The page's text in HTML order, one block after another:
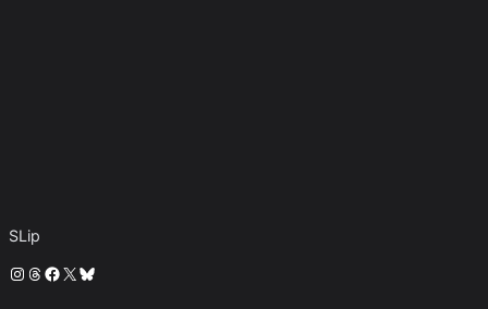
SLip
Instagram
Threads
Facebook
X Bluesky